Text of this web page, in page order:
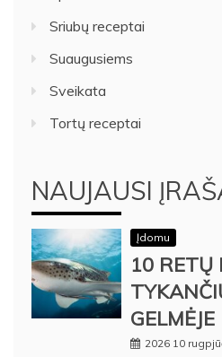
Sriubų receptai
Suaugusiems
Sveikata
Tortų receptai
NAUJAUSI
Įdomu
10 RETŲ
GELMĖJE
2026 10